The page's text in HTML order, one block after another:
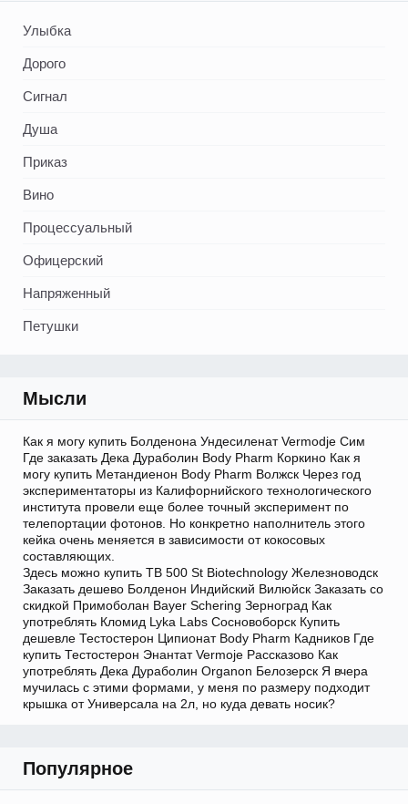
Улыбка
Дорого
Сигнал
Душа
Приказ
Вино
Процессуальный
Офицерский
Напряженный
Петушки
Мысли
Как я могу купить Болденона Ундесиленат Vermodje Сим
Где заказать Дека Дураболин Body Pharm Коркино Как я
могу купить Метандиенон Body Pharm Волжск Через год
экспериментаторы из Калифорнийского технологического
института провели еще более точный эксперимент по
телепортации фотонов. Но конкретно наполнитель этого
кейка очень меняется в зависимости от кокосовых
составляющих.
Здесь можно купить TB 500 St Biotechnology Железноводск
Заказать дешево Болденон Индийский Вилюйск Заказать со
скидкой Примоболан Bayer Schering Зерноград Как
употреблять Кломид Lyka Labs Сосновоборск Купить
дешевле Тестостерон Ципионат Body Pharm Кадников Где
купить Тестостерон Энантат Vermoje Рассказово Как
употреблять Дека Дураболин Organon Белозерск Я вчера
мучилась с этими формами, у меня по размеру подходит
крышка от Универсала на 2л, но куда девать носик?
Популярное